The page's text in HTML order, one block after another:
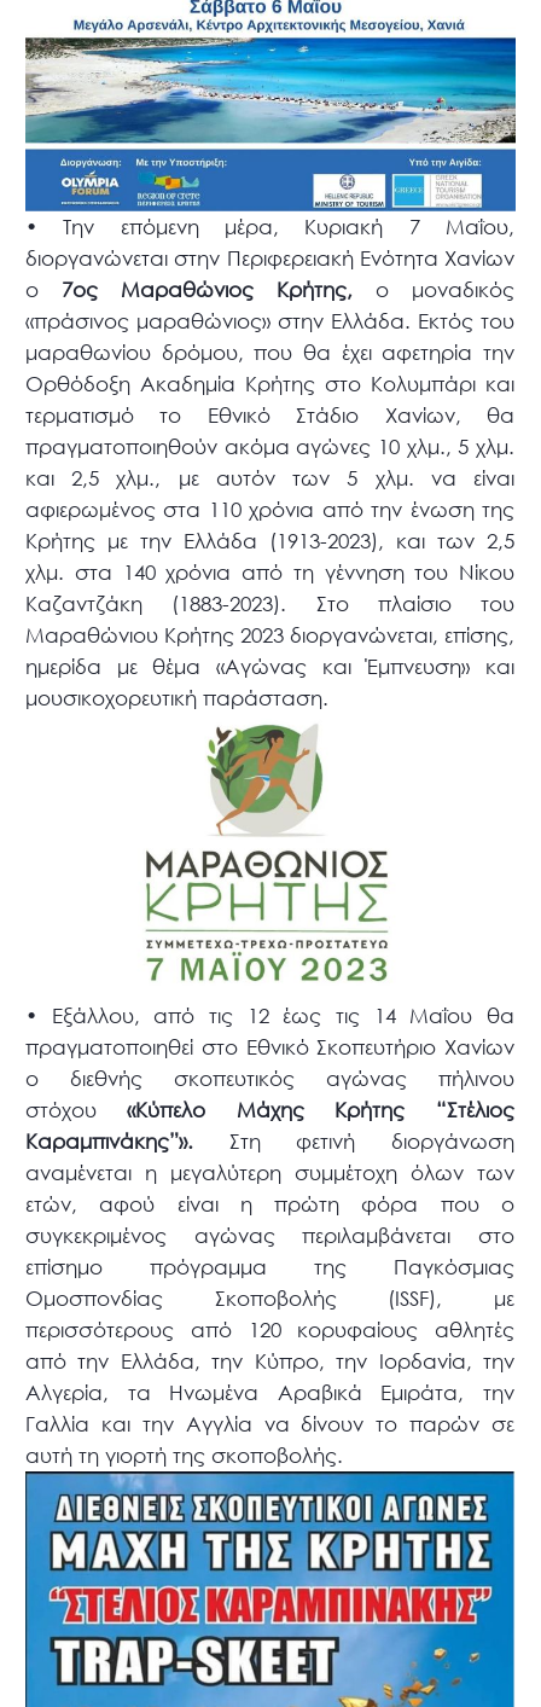
• Την επόμενη μέρα, Κυριακή 7 Μαΐου,
διοργανώνεται στην Περιφερειακή Ενότητα Χανίων
ο 7ος Μαραθώνιος Κρήτης, ο μοναδικός
«πράσινος μαραθώνιος» στην Ελλάδα. Εκτός του
μαραθωνίου δρόμου, που θα έχει αφετηρία την
Ορθόδοξη Ακαδημία Κρήτης στο Κολυμπάρι και
τερματισμό το Εθνικό Στάδιο Χανίων, θα
πραγματοποιηθούν ακόμα αγώνες 10 χλμ., 5 χλμ.
και 2,5 χλμ., με αυτόν των 5 χλμ. να είναι
αφιερωμένος στα 110 χρόνια από την ένωση της
Κρήτης με την Ελλάδα (1913-2023), και των 2,5
χλμ. στα 140 χρόνια από τη γέννηση του Νίκου
Καζαντζάκη (1883-2023). Στο πλαίσιο του
Μαραθώνιου Κρήτης 2023 διοργανώνεται, επίσης,
ημερίδα με θέμα «Αγώνας και Έμπνευση» και
μουσικοχορευτική παράσταση.
• Εξάλλου, από τις 12 έως τις 14 Μαΐου θα
πραγματοποιηθεί στο Εθνικό Σκοπευτήριο Χανίων
ο διεθνής σκοπευτικός αγώνας πήλινου
στόχου«Κύπελο Μάχης Κρήτης “Στέλιος
Καραμπινάκης”». Στη φετινή διοργάνωση
αναμένεται η μεγαλύτερη συμμέτοχη όλων των
ετών, αφού είναι η πρώτη φόρα που ο
συγκεκριμένος αγώνας περιλαμβάνεται στο
επίσημο πρόγραμμα της Παγκόσμιας
Ομοσπονδίας Σκοποβολής (ISSF), με
περισσότερους από 120 κορυφαίους αθλητές
από την Ελλάδα, την Κύπρο, την Ιορδανία, την
Αλγερία, τα Ηνωμένα Αραβικά Εμιράτα, την
Γαλλία και την Αγγλία να δίνουν το παρών σε
αυτή τη γιορτή της σκοποβολής.